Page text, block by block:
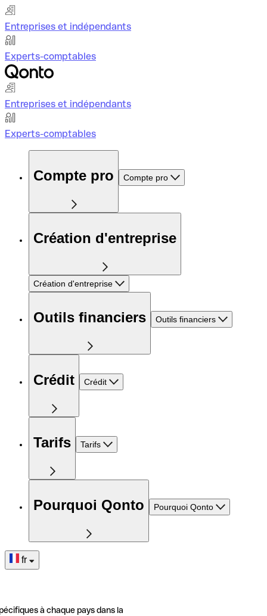
Entreprises et indépendants
Experts-comptables
Entreprises et indépendants
Experts-comptables
Compte pro Compte pro
Création d'entreprise
Création d'entreprise
Outils financiers Outils financiers
Crédit Crédit
Tarifs Tarifs
Pourquoi Qonto Pourquoi Qonto
fr
à chaque pays dans la